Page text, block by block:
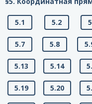
5.1 5.2
5.7 5.8
5.13 5.14
5.19 5.20